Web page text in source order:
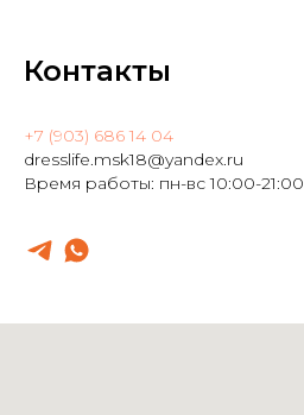
Контакты
+7 (903) 686 14 04
dresslife.msk18@yandex.ru
Время работы: пн-вс 10:00-21:00